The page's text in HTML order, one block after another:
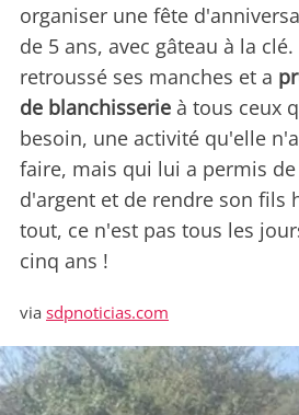
organiser une fête
de 5 ans, avec gâteau à la
retroussé ses manches et a
de blanchisserie à tous ceux
besoin, une activité qu'elle
faire, mais qui lui a permis
d'argent et de rendre son fils
tout, ce n'est pas tous les
cinq ans !
via sdpnoticias.com